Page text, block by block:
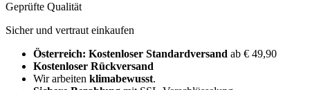
Geprüfte Qualität
Sicher und vertraut einkaufen
Österreich: Kostenloser Standardversand ab € 49,90
Kostenloser Rückversand
Wir arbeiten klimabewusst.